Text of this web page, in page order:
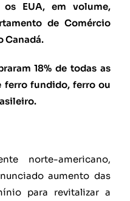
EUA, em volume,
de Comércio
Canadá.
18% de todas as
ferro fundido, ferro ou
norte-americano,
aumento das
para revitalizar a